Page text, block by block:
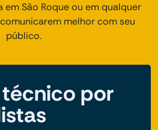
São Roque ou em qualquer
melhor com seu
público.
por